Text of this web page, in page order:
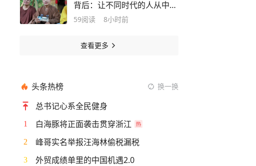
背后：让不同时代的人从中看
见自己的影子
59阅读 8小时前
查看更多
头条热榜 换一换
总书记心系全民健身
1 白海豚将正面袭击贯穿浙江
2 峰哥实名举报汪海林偷税漏税
3 外贸成绩单里的中国机遇2.0